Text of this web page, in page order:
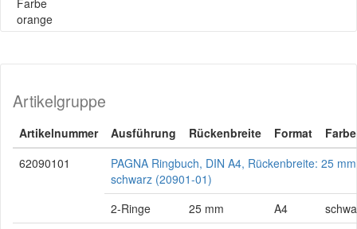
Farbe
orange
Artikelgruppe
Artikelnummer Ausführung Rückenbreite Format
Farbe
62090101
PAGNA Ringbuch, DIN A4, Rückenbreite: 25
schwarz (20901-01)
2-Ringe
25 mm A4